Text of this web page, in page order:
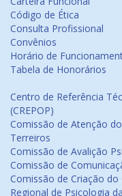
Código de Ética
Consulta Profissional
Convênios
Horário de
Tabela de Honorários
Centro de Referência
(CREPOP)
Comissão de Atenção
Terreiros
Comissão de Avalição
Comissão de
Comissão de Criação
Regional de Psicologia